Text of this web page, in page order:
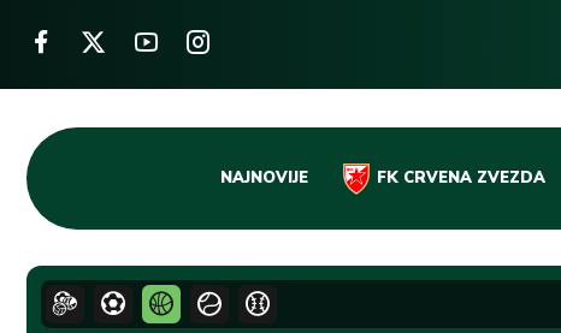
Skip
content
NAJNOVIJE FK CRVENA ZVEZDA